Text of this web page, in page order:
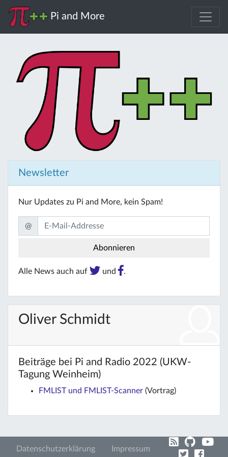
Pi and More
Newsletter
Nur Updates zu Pi and More, kein Spam!
@
Alle News auch auf und .
Oliver Schmidt
Beiträge bei Pi and Radio 2022 (UKW-
Tagung Weinheim)
FMLIST und FMLIST-Scanner (Vortrag)
Datenschutzerklärung Impressum